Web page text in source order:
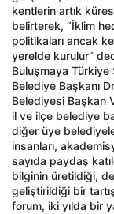
kentlerin artık
belirterek, “İklim
politikaları ancak
yerelde kurulur”
Buluşmaya Türkiye
Belediye Başkanı
Belediyesi Başkan
il ve ilçe belediye
diğer üye
insanları,
sayıda paydaş
bilginin üretildiği,
geliştirildiği bir
forum, iki yılda bir